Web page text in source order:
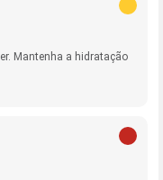
Mantenha a hidratação